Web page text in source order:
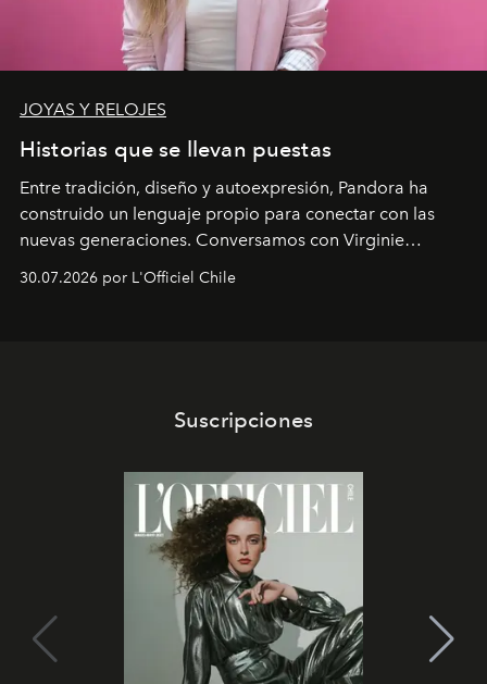
JOYAS Y RELOJES
Historias que se llevan puestas
Entre tradición, diseño y autoexpresión, Pandora ha
construido un lenguaje propio para conectar con las
nuevas generaciones. Conversamos con Virginie
Dubray, la responsable de marketing para
Latinoamérica, sobre identidad, cultura y el valor
30.07.2026 por L'Officiel Chile
Suscripciones